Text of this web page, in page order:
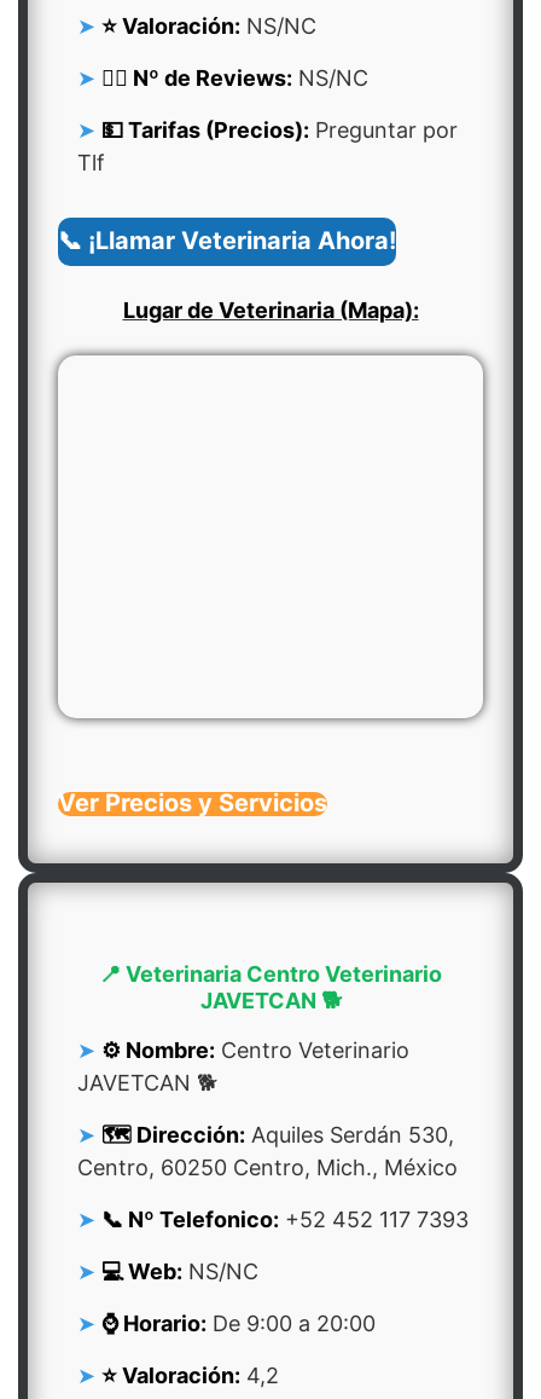
⭐ Valoración: NS/NC
👍🏻 Nº de Reviews: NS/NC
💵 Tarifas (Precios): Preguntar por
Tlf
📞 ¡Llamar Veterinaria Ahora!
Lugar de Veterinaria (Mapa):
Ver Precios y Servicios
📍 Veterinaria Centro Veterinario
JAVETCAN 🐕
⚙️ Nombre: Centro Veterinario
JAVETCAN 🐕
🗺️ Dirección: Aquiles Serdán 530,
Centro, 60250 Centro, Mich., México
📞 Nº Telefonico: +52 452 117 7393
💻 Web: NS/NC
⌚ Horario: De 9:00 a 20:00
⭐ Valoración: 4,2